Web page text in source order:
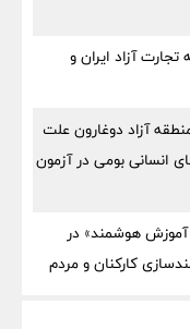
آزاد ایران و
آزاد دوغارون علت
انسانی بومی در آزمون
آموزش هوشمند» در
کارکنان و مردم